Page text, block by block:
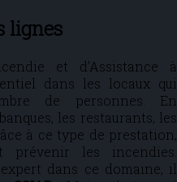
lignes
et d’Assistance à
dans les locaux qui
de personnes. En
les restaurants, les
à ce type de prestation,
les incendies.
dans ce domaine, il